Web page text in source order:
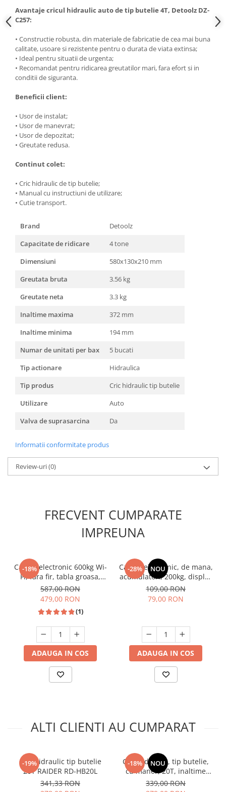
Masini de spalat vase incorporabile
Masini de spalat vase
Motoburghiu/Foreza pamant
Pachete Incorporabile
Pirostrii & Arzatoare
Plasa umbrire
Radiatoare
Semanatoare,Plantatoare
Suflante & Aspiratoare
Aspiratoare
Unelte Gradinarit
Ventilatoare & Sisteme Racire
Aparate de aer conditionat
Ventilatoare
Incubatoare oua
Avantaje cricul hidraulic auto de tip butelie 4T, Detoolz DZ-
C257:
• Constructie robusta, din materiale de fabricatie de cea mai buna
calitate, usoare si rezistente pentru o durata de viata extinsa;
• Ideal pentru situatii de urgenta;
• Recomandat pentru ridicarea greutatilor mari, fara efort si in
conditii de siguranta.
Beneficii client:
• Usor de instalat;
• Usor de manevrat;
• Usor de depozitat;
• Greutate redusa.
Continut colet:
• Cric hidraulic de tip butelie;
• Manual cu instructiuni de utilizare;
• Cutie transport.
Brand
Detoolz
Capacitate de ridicare
4 tone
Dimensiuni
580x130x210 mm
Greutata bruta
3.56 kg
Greutate neta
3.3 kg
Inaltime maxima
372 mm
Inaltime minima
194 mm
Numar de unitati per bax
5 bucati
Tip actionare
Hidraulica
Tip produs
Cric hidraulic tip butelie
Utilizare
Auto
Valva de suprasarcina
Da
Informatii conformitate produs
Review-uri(0)
FRECVENT CUMPARATE
IMPREUNA
-18%
Cantar electronic 600kg Wi-
Fi, fara fir, tabla groasa,
Wireless, Micul Fermier GF-
1120
587,00 RON
479,00 RON
(1)
ADAUGA IN COS
-28% NOU
Cantar electronic, de mana,
acumulatori, 200kg, display
LCD, Micul Fermier GF-2268
109,00 RON
79,00 RON
ADAUGA IN COS
ALTI CLIENTI AU CUMPARAT
-19%
Cric hidraulic tip butelie
20T RAIDER RD-HB20L
341,33 RON
-18% NOU
Cric hidraulic, tip butelie,
cu maner, 20T, inaltime
440mm, Procraft PJ20
339,00 RON